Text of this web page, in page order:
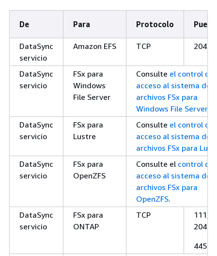
De Para Protocolo
DataSync
servicio
Amazon EFS TCP 2049
DataSync
servicio
FSx para
Windows
File Server
Consulte el control de
acceso al sistema de
archivos FSx para
Windows File Server
DataSync
servicio
FSx para
Lustre
Consulte el control de
acceso al sistema de
archivos FSx para
DataSync
servicio
FSx para
OpenZFS
Consulte el control de
acceso al sistema de
archivos FSx para
OpenZFS.
DataSync
servicio
FSx para
ONTAP
TCP
111,
2049
445